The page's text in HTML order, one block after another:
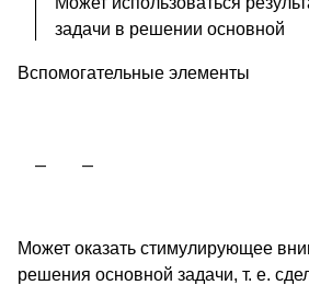
задачи в решении основной
Вспомогательные элементы
Может оказать стимулирующее
решения основной задачи, т. е.